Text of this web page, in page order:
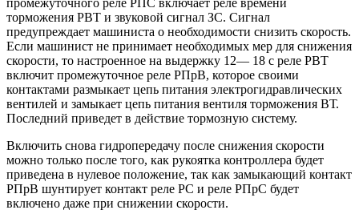
торможения РВТ и звуковой сигнал ЗС. Сигнал
предупреждает машиниста о необходимости снизить скорость.
Если машинист не принимает необходимых мер для снижения
скорости, то настроенное на выдержку 12— 18 с реле РВТ
включит промежуточное реле РПрВ, которое своими
контактами размыкает цепь питания электрогидравлических
вентилей и замыкает цепь питания вентиля торможения ВТ.
Последний приведет в действие тормозную систему.
Включить снова гидропередачу после снижения скорости
можно только после того, как рукоятка контроллера будет
приведена в нулевое положение, так как замыкающий контакт
РПрВ шунтирует контакт реле РС и реле РПрС будет
включено даже при снижении скорости.